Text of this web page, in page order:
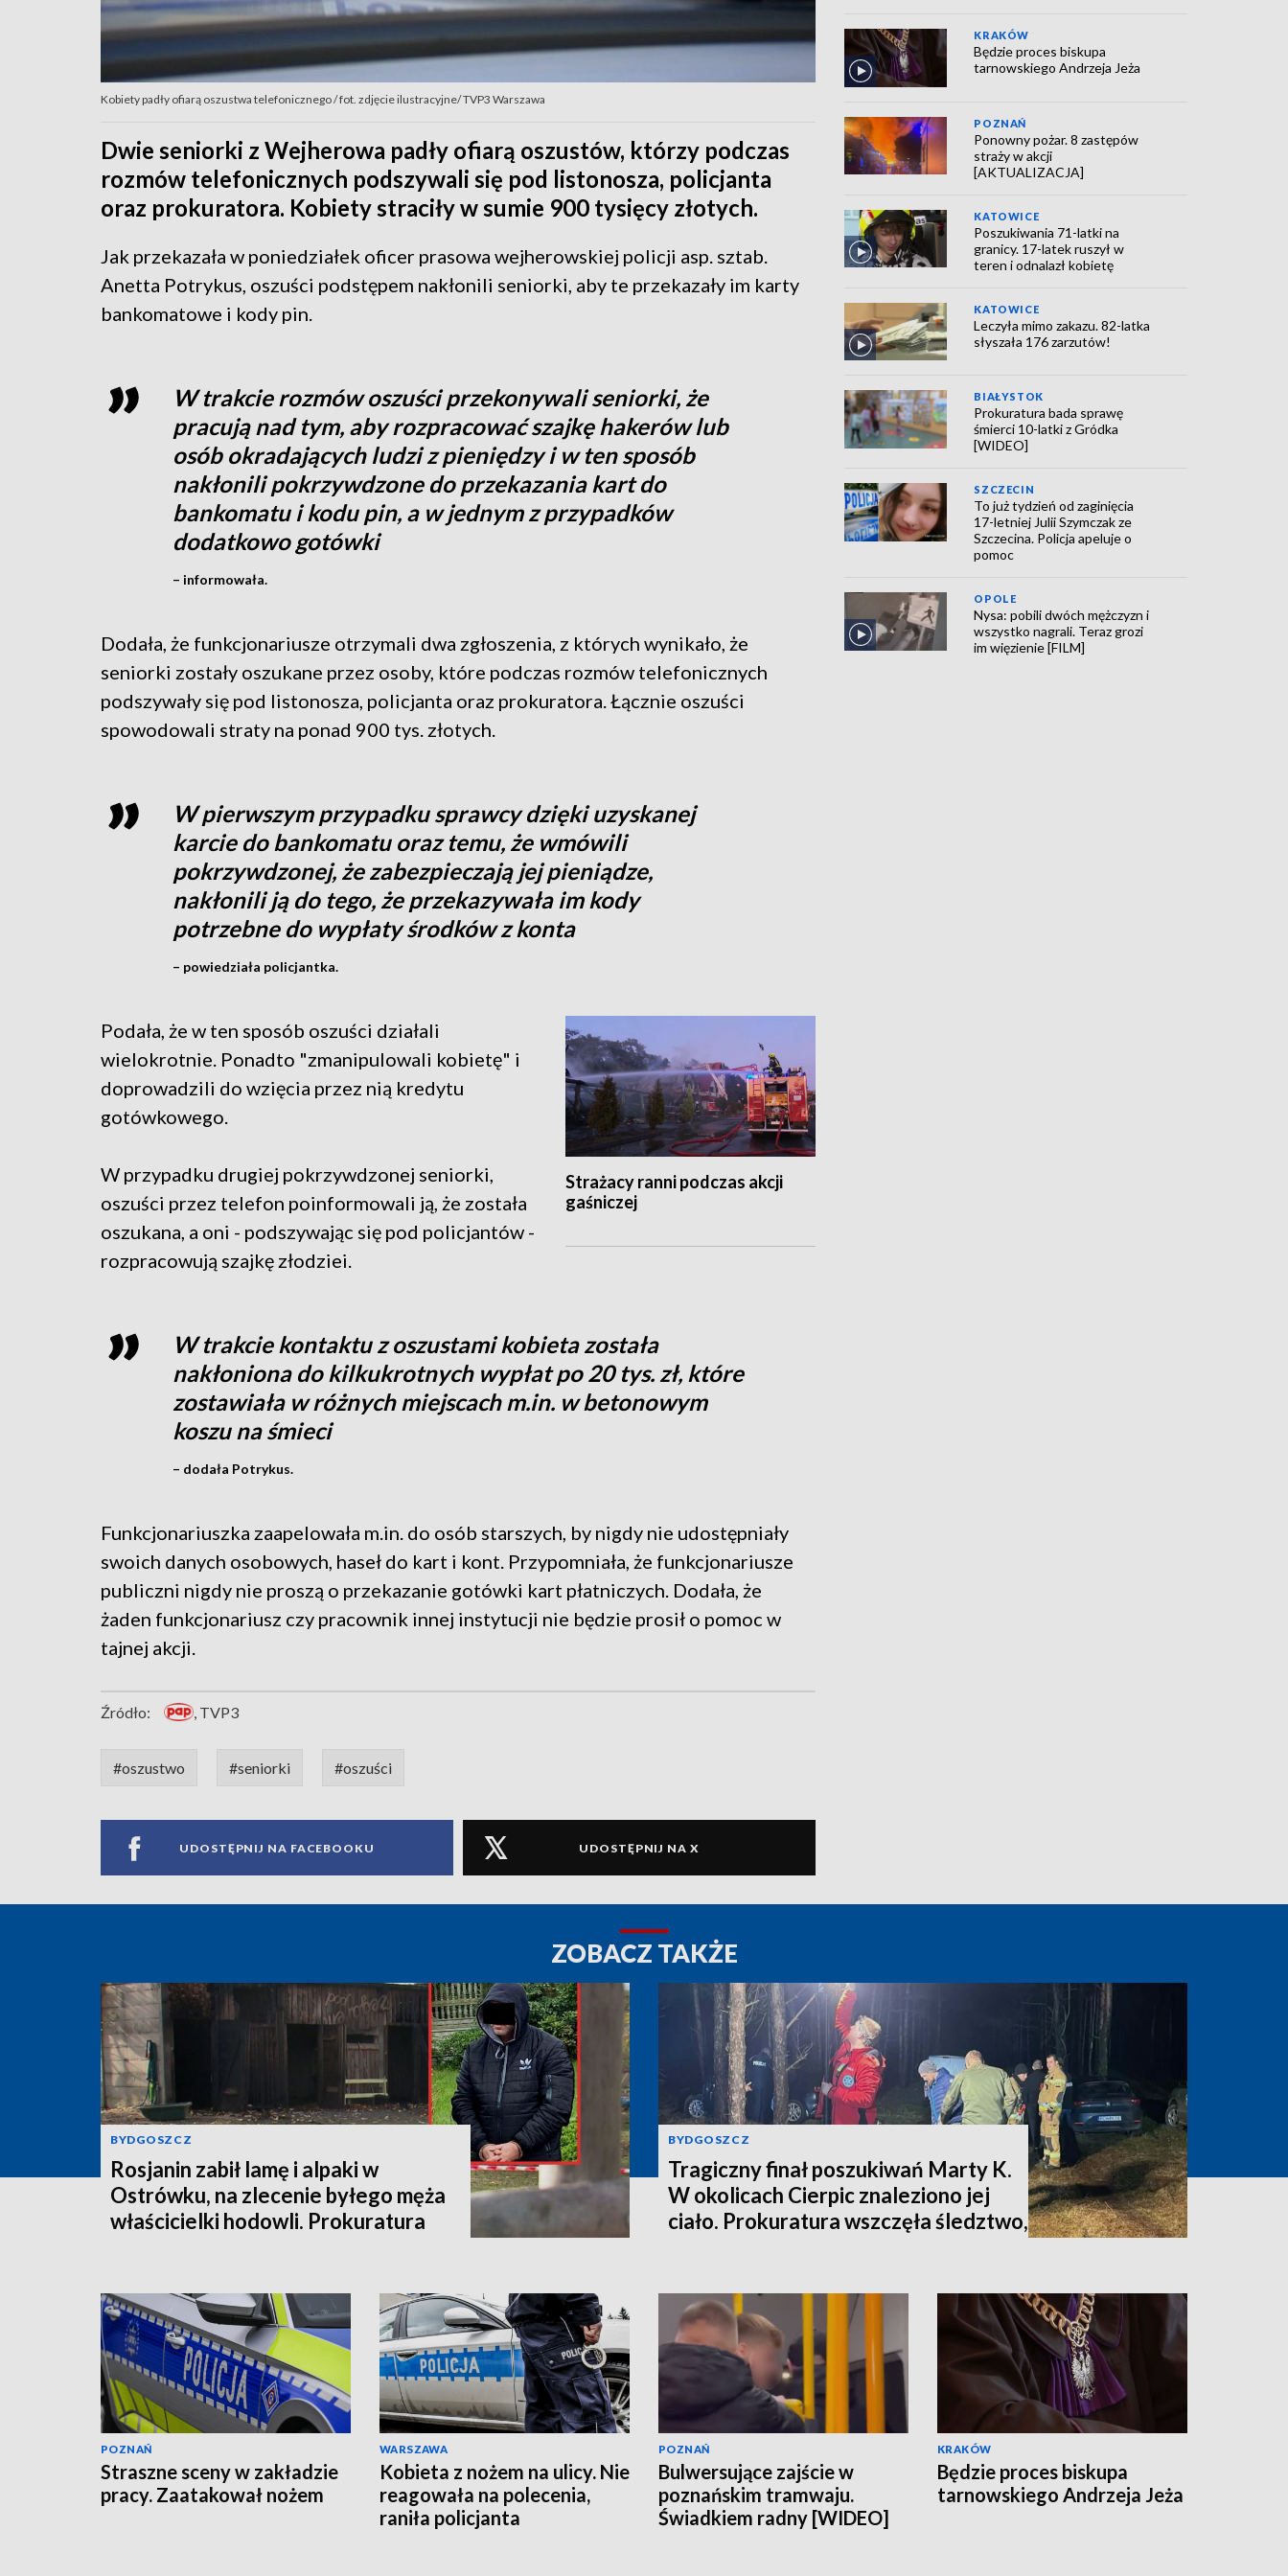
Kobiety padły ofiarą oszustwa telefonicznego / fot. zdjęcie ilustracyjne/ TVP3 Warszawa
Dwie seniorki z Wejherowa padły ofiarą oszustów, którzy podczas
rozmów telefonicznych podszywali się pod listonosza, policjanta
oraz prokuratora. Kobiety straciły w sumie 900 tysięcy złotych.
Jak przekazała w poniedziałek oficer prasowa wejherowskiej policji asp. sztab.
Anetta Potrykus, oszuści podstępem nakłonili seniorki, aby te przekazały im karty
bankomatowe i kody pin.
W trakcie rozmów oszuści przekonywali seniorki, że
pracują nad tym, aby rozpracować szajkę hakerów lub
osób okradających ludzi z pieniędzy i w ten sposób
nakłonili pokrzywdzone do przekazania kart do
bankomatu i kodu pin, a w jednym z przypadków
dodatkowo gotówki
– informowała.
Dodała, że funkcjonariusze otrzymali dwa zgłoszenia, z których wynikało, że
seniorki zostały oszukane przez osoby, które podczas rozmów telefonicznych
podszywały się pod listonosza, policjanta oraz prokuratora. Łącznie oszuści
spowodowali straty na ponad 900 tys. złotych.
W pierwszym przypadku sprawcy dzięki uzyskanej
karcie do bankomatu oraz temu, że wmówili
pokrzywdzonej, że zabezpieczają jej pieniądze,
nakłonili ją do tego, że przekazywała im kody
potrzebne do wypłaty środków z konta
– powiedziała policjantka.
Strażacy ranni podczas akcji
gaśniczej
Podała, że w ten sposób oszuści działali
wielokrotnie. Ponadto "zmanipulowali kobietę" i
doprowadzili do wzięcia przez nią kredytu
gotówkowego.
W przypadku drugiej pokrzywdzonej seniorki,
oszuści przez telefon poinformowali ją, że została
oszukana, a oni - podszywając się pod policjantów -
rozpracowują szajkę złodziei.
W trakcie kontaktu z oszustami kobieta została
nakłoniona do kilkukrotnych wypłat po 20 tys. zł, które
zostawiała w różnych miejscach m.in. w betonowym
koszu na śmieci
– dodała Potrykus.
Funkcjonariuszka zaapelowała m.in. do osób starszych, by nigdy nie udostępniały
swoich danych osobowych, haseł do kart i kont. Przypomniała, że funkcjonariusze
publiczni nigdy nie proszą o przekazanie gotówki kart płatniczych. Dodała, że
żaden funkcjonariusz czy pracownik innej instytucji nie będzie prosił o pomoc w
tajnej akcji.
Źródło: , TVP3
#oszustwo #seniorki #oszuści
UDOSTĘPNIJ NA FACEBOOKU UDOSTĘPNIJ NA X
KRAKÓW
Będzie proces biskupa
tarnowskiego Andrzeja Jeża
POZNAŃ
Ponowny pożar. 8 zastępów
straży w akcji
[AKTUALIZACJA]
KATOWICE
Poszukiwania 71-latki na
granicy. 17-latek ruszył w
teren i odnalazł kobietę
KATOWICE
Leczyła mimo zakazu. 82-latka
słyszała 176 zarzutów!
BIAŁYSTOK
Prokuratura bada sprawę
śmierci 10-latki z Gródka
[WIDEO]
SZCZECIN
To już tydzień od zaginięcia
17-letniej Julii Szymczak ze
Szczecina. Policja apeluje o
pomoc
OPOLE
Nysa: pobili dwóch mężczyzn i
wszystko nagrali. Teraz grozi
im więzienie [FILM]
ZOBACZ TAKŻE
BYDGOSZCZ
Rosjanin zabił lamę i alpaki w
Ostrówku, na zlecenie byłego męża
właścicielki hodowli. Prokuratura
BYDGOSZCZ
Tragiczny finał poszukiwań Marty K.
W okolicach Cierpic znaleziono jej
ciało. Prokuratura wszczęła śledztwo,
POZNAŃ
Straszne sceny w zakładzie
pracy. Zaatakował nożem
WARSZAWA
Kobieta z nożem na ulicy. Nie
reagowała na polecenia,
raniła policjanta
POZNAŃ
Bulwersujące zajście w
poznańskim tramwaju.
Świadkiem radny [WIDEO]
KRAKÓW
Będzie proces biskupa
tarnowskiego Andrzeja Jeża